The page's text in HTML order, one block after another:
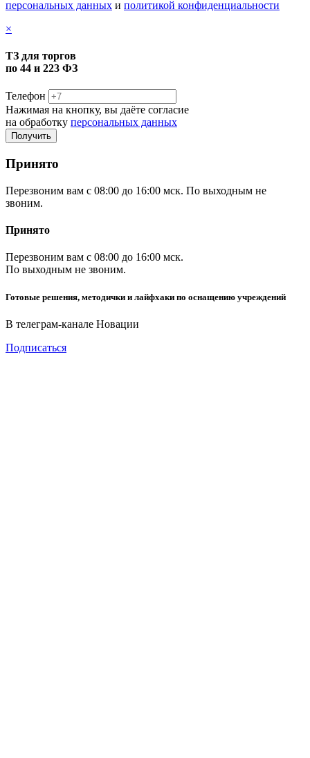
персональных данных и политикой конфиденциальности
×
ТЗ для торгов
по 44 и 223 ФЗ
Телефон
Нажимая на кнопку, вы даёте согласие
на обработку персональных данных
Принято
Перезвоним вам с 08:00 до 16:00 мск. По выходным не
звоним.
Принято
Перезвоним вам с 08:00 до 16:00 мск.
По выходным не звоним.
Готовые решения, методички и лайфхаки по оснащению учреждений
В телеграм-канале Новации
Подписаться